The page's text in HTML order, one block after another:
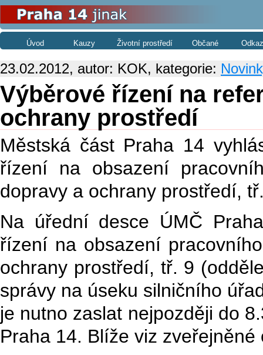
Úvod Kauzy Životní prostředí Občané
23.02.2012, autor: KOK, kategorie:
Výběrové řízení na
ochrany prostředí
Městská část Praha 14
řízení na obsazení
dopravy a ochrany prostředí,
Na úřední desce ÚMČ
řízení na obsazení
ochrany prostředí, tř. 9
správy na úseku silničního
je nutno zaslat nejpozději do
Praha 14. Blíže viz zveřejněné